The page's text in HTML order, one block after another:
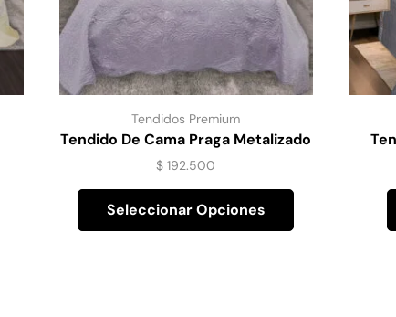
Tendidos Premium
Tendido De Cama Praga Metalizado
– Uva
$ 192.500
Seleccionar Opciones